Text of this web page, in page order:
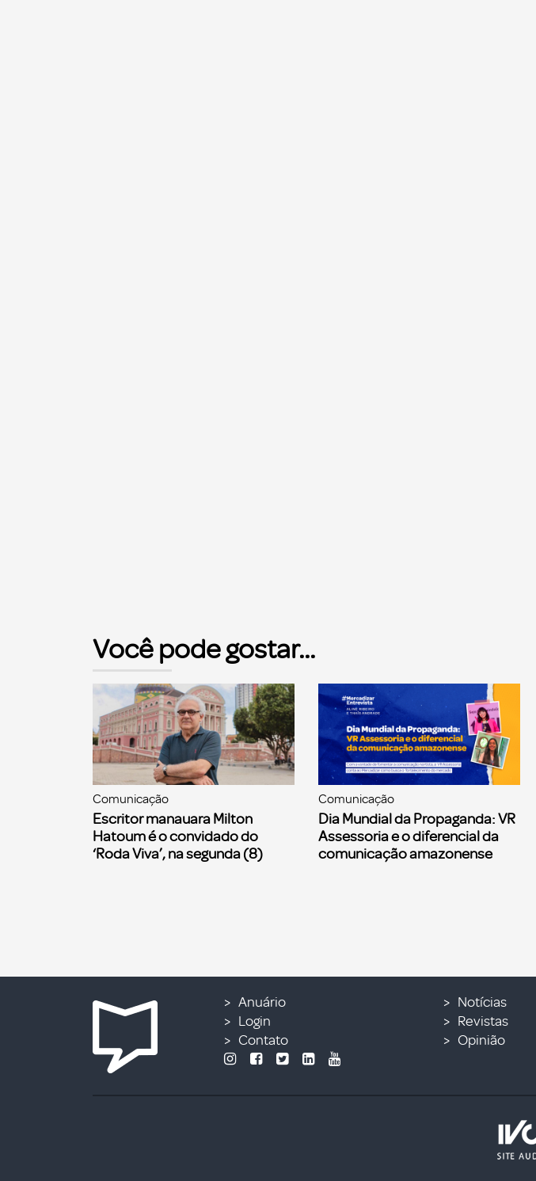
Você pode gostar...
Comunicação
Escritor manauara Milton
Hatoum é o convidado do
‘Roda Viva’, na segunda (8)
Comunicação
Dia Mundial da Propaganda: VR
Assessoria e o diferencial da
comunicação amazonense
Anuário
Login
Contato
Notícias
Revistas
Opinião